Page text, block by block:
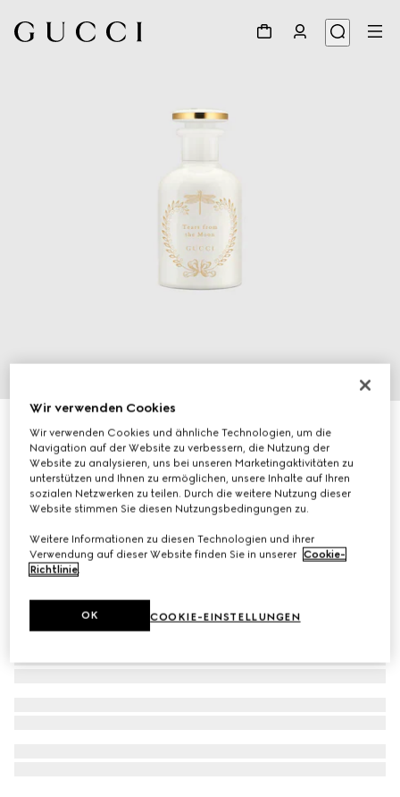
The Alchemist’s Garden Tears From the Moon, 50 ml, Eau
de Parfum
€ 240
Wir verwenden Cookies
Wir verwenden Cookies und ähnliche Technologien, um die
Navigation auf der Website zu verbessern, die Nutzung der
Website zu analysieren, uns bei unseren Marketingaktivitäten zu
unterstützen und Ihnen zu ermöglichen, unsere Inhalte auf Ihren
sozialen Netzwerken zu teilen. Durch die weitere Nutzung dieser
Website stimmen Sie diesen Nutzungsbedingungen zu.
Weitere Informationen zu diesen Technologien und ihrer
Verwendung auf dieser Website finden Sie in unserer Cookie-
Richtlinie.
COOKIE-EINSTELLUNGEN
OK